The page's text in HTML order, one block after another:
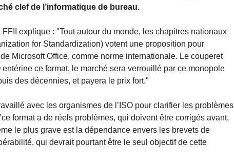
clef de l’informatique de bureau.
explique : "Tout autour du monde, les chapitres nationaux
for Standardization) votent une proposition pour
Microsoft Office, comme norme internationale. Le couperet
entérine ce format, le marché sera verrouillé par ce monopole
des décennies, et payera le prix fort."
avec les organismes de l’ISO pour clarifier les problèmes
format a de réels problèmes, qui doivent être corrigés avant,
le plus grave est la dépendance envers les brevets de
qui devrait pourtant être le seul objectif de cette